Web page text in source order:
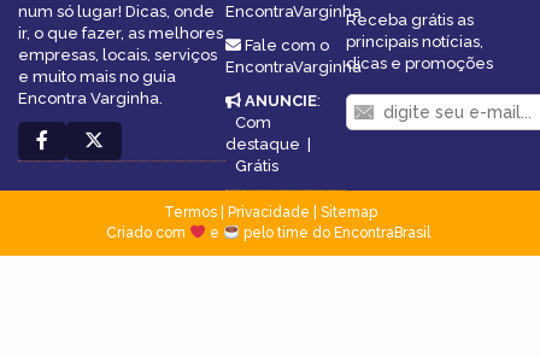
num só lugar! Dicas, onde
ir, o que fazer, as melhores
empresas, locais, serviços
e muito mais no guia
Encontra Varginha.
EncontraVarginha
Fale com o
EncontraVarginha
ANUNCIE:
Com
destaque |
Grátis
Receba grátis as
principais notícias,
dicas e promoções
Termos| Privacidade
Sitemap
Criado com
e pelo time do EncontraBrasil